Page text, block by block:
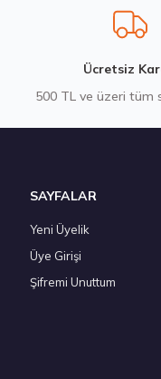
Weather 4Mevsim 2026
Ücretsiz
500 TL ve üzeri tüm
SAYFALAR
Yeni Üyelik
Üye Girişi
Şifremi Unuttum